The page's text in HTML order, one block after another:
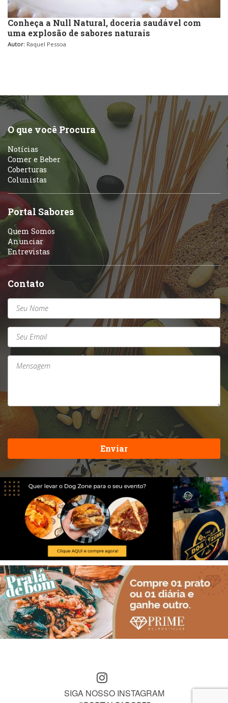
Conheça a Null Natural, doceria saudável com
uma explosão de sabores naturais
Autor: Raquel Pessoa
O que você Procura
Notícias
Comer e Beber
Coberturas
Colunistas
Portal Sabores
Quem Somos
Anunciar
Entrevistas
Contato
Enviar
SIGA NOSSO INSTAGRAM